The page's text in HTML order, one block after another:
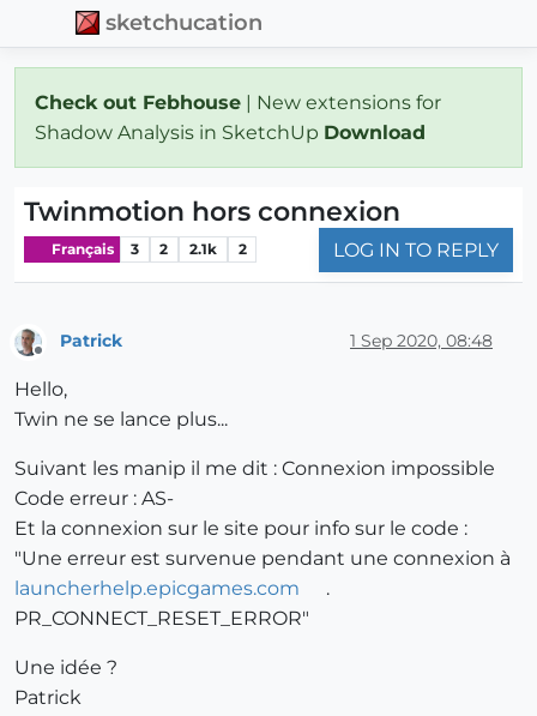
sketchucation
Check out Febhouse | New extensions for
Shadow Analysis in SketchUp Download
Twinmotion hors connexion
Français 3 2 2.1k 2 LOG IN TO REPLY
Patrick 1 Sep 2020, 08:48
Hello,
Twin ne se lance plus...
Suivant les manip il me dit : Connexion impossible
Code erreur : AS-
Et la connexion sur le site pour info sur le code :
"Une erreur est survenue pendant une connexion à
launcherhelp.epicgames.com
.
PR_CONNECT_RESET_ERROR"
Une idée ?
Patrick